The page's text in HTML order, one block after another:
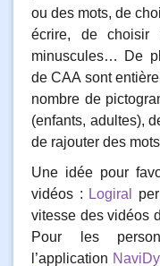
ou des mots, de
écrire, de choisir
minuscules… De
de CAA sont
nombre de
(enfants, adultes),
de rajouter des
Une idée pour
vidéos : Logiral
vitesse des vidéos
Pour les
l’application